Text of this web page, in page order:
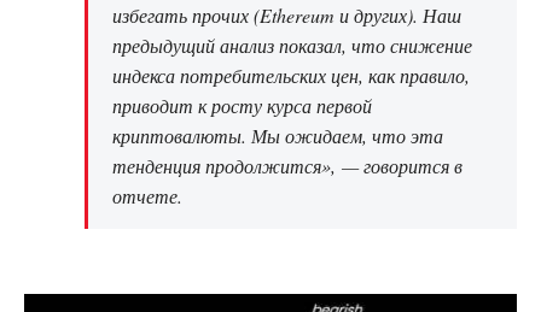
избегать прочих (Ethereum и других). Наш
предыдущий анализ показал, что снижение
индекса потребительских цен, как правило,
приводит к росту курса первой
криптовалюты. Мы ожидаем, что эта
тенденция продолжится», — говорится в
отчете.